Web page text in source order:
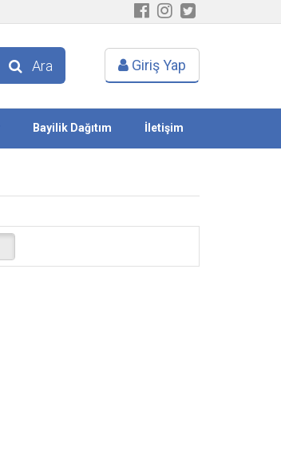
Ara Giriş Yap
Bayilik Dağıtım İletişim